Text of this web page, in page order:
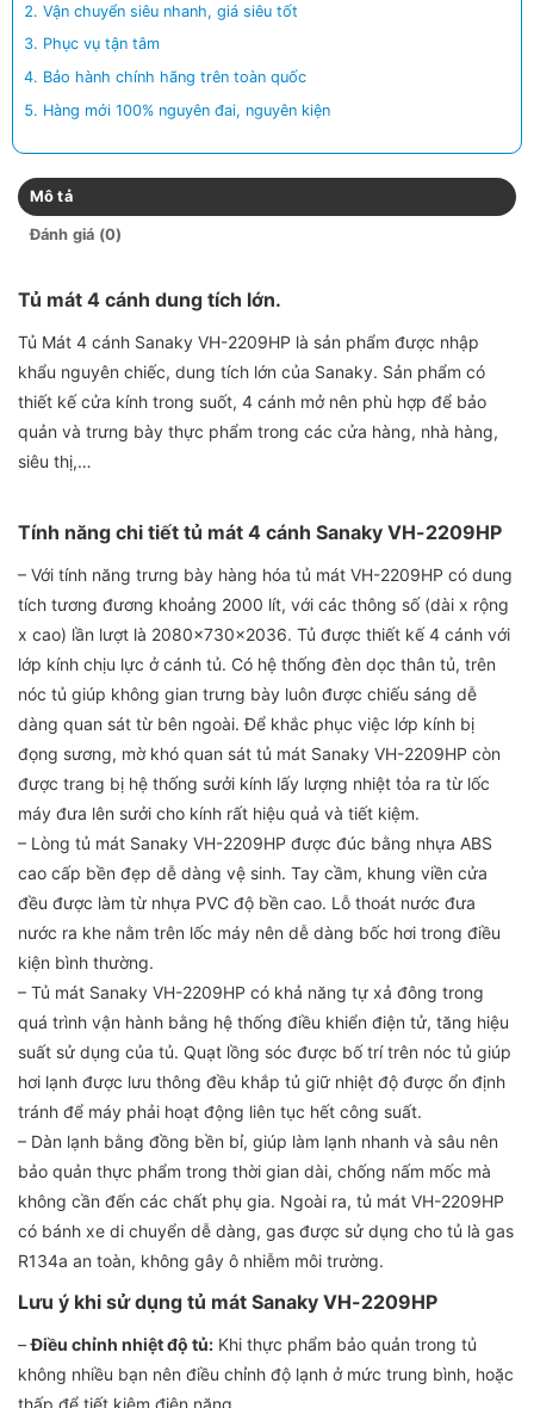
Vận chuyển siêu nhanh, giá siêu tốt
Phục vụ tận tâm
Bảo hành chính hãng trên toàn quốc
Hàng mới 100% nguyên đai, nguyên kiện
Mô tả
Đánh giá (0)
Tủ mát 4 cánh dung tích lớn.
Tủ Mát 4 cánh Sanaky VH-2209HP là sản phẩm được nhập
khẩu nguyên chiếc, dung tích lớn của Sanaky. Sản phẩm có
thiết kế cửa kính trong suốt, 4 cánh mở nên phù hợp để bảo
quản và trưng bày thực phẩm trong các cửa hàng, nhà hàng,
siêu thị,…
Tính năng chi tiết tủ mát 4 cánh Sanaky VH-2209HP
– Với tính năng trưng bày hàng hóa tủ mát VH-2209HP có dung
tích tương đương khoảng 2000 lít, với các thông số (dài x rộng
x cao) lần lượt là 2080x730x2036. Tủ được thiết kế 4 cánh với
lớp kính chịu lực ở cánh tủ. Có hệ thống đèn dọc thân tủ, trên
nóc tủ giúp không gian trưng bày luôn được chiếu sáng dễ
dàng quan sát từ bên ngoài. Để khắc phục việc lớp kính bị
đọng sương, mờ khó quan sát tủ mát Sanaky VH-2209HP còn
được trang bị hệ thống sưởi kính lấy lượng nhiệt tỏa ra từ lốc
máy đưa lên sưởi cho kính rất hiệu quả và tiết kiệm.
– Lòng tủ mát Sanaky VH-2209HP được đúc bằng nhựa ABS
cao cấp bền đẹp dễ dàng vệ sinh. Tay cầm, khung viền cửa
đều được làm từ nhựa PVC độ bền cao. Lỗ thoát nước đưa
nước ra khe nằm trên lốc máy nên dễ dàng bốc hơi trong điều
kiện bình thường.
– Tủ mát Sanaky VH-2209HP có khả năng tự xả đông trong
quá trình vận hành bằng hệ thống điều khiển điện tử, tăng hiệu
suất sử dụng của tủ. Quạt lồng sóc được bố trí trên nóc tủ giúp
hơi lạnh được lưu thông đều khắp tủ giữ nhiệt độ được ổn định
tránh để máy phải hoạt động liên tục hết công suất.
– Dàn lạnh bằng đồng bền bỉ, giúp làm lạnh nhanh và sâu nên
bảo quản thực phẩm trong thời gian dài, chống nấm mốc mà
không cần đến các chất phụ gia. Ngoài ra, tủ mát VH-2209HP
có bánh xe di chuyển dễ dàng, gas được sử dụng cho tủ là gas
R134a an toàn, không gây ô nhiễm môi trường.
Lưu ý khi sử dụng tủ mát Sanaky VH-2209HP
–Điều chỉnh nhiệt độ tủ: Khi thực phẩm bảo quản trong tủ
không nhiều bạn nên điều chỉnh độ lạnh ở mức trung bình, hoặc
thấp để tiết kiệm điện năng.